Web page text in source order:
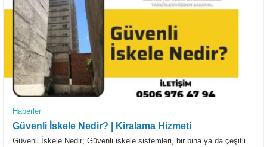
Haberler
Güvenli İskele Nedir? | Kiralama Hizmeti
Güvenli İskele Nedir; Güvenli iskele sistemleri, bir bina ya da çeşitli